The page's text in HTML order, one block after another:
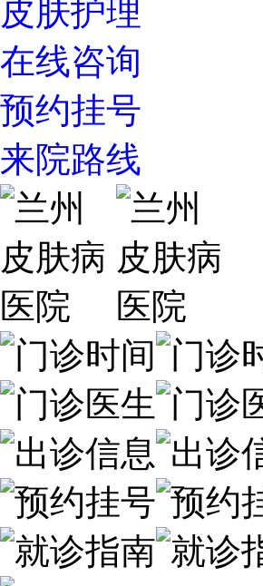
皮肤护理
在线咨询
预约挂号
来院路线